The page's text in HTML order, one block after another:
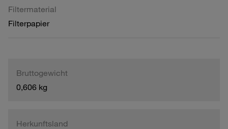
Filtermaterial
Filterpapier
Bruttogewicht
0,606 kg
Herkunftsland